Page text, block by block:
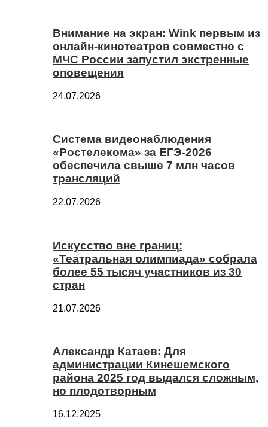
Внимание на экран: Wink первым из
онлайн-кинотеатров совместно с
МЧС России запустил экстренные
оповещения
24.07.2026
Система видеонаблюдения
«Ростелекома» за ЕГЭ-2026
обеспечила свыше 7 млн часов
трансляций
22.07.2026
Искусство вне границ:
«Театральная олимпиада» собрала
более 55 тысяч участников из 30
стран
21.07.2026
Александр Катаев: Для
администрации Кинешемского
района 2025 год выдался сложным,
но плодотворным
16.12.2025